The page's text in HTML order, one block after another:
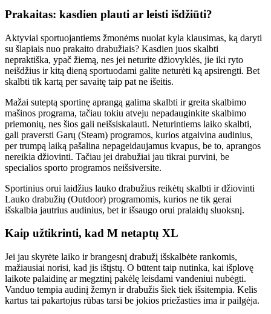
Prakaitas: kasdien plauti ar leisti išdžiūti?
Aktyviai sportuojantiems žmonėms nuolat kyla klausimas, ką daryti
su šlapiais nuo prakaito drabužiais? Kasdien juos skalbti
nepraktiška, ypač žiemą, nes jei neturite džiovyklės, jie iki ryto
neišdžius ir kitą dieną sportuodami galite neturėti ką apsirengti. Bet
skalbti tik kartą per savaitę taip pat ne išeitis.
Mažai suteptą sportinę aprangą galima skalbti ir greita skalbimo
mašinos programa, tačiau tokiu atveju nepadauginkite skalbimo
priemonių, nes šios gali neišsiskalauti. Neturintiems laiko skalbti,
gali praversti Garų (Steam) programos, kurios atgaivina audinius,
per trumpą laiką pašalina nepageidaujamus kvapus, be to, aprangos
nereikia džiovinti. Tačiau jei drabužiai jau tikrai purvini, be
specialios sporto programos neišsiversite.
Sportinius orui laidžius lauko drabužius reikėtų skalbti ir džiovinti
Lauko drabužių (Outdoor) programomis, kurios ne tik gerai
išskalbia jautrius audinius, bet ir išsaugo orui pralaidų sluoksnį.
Kaip užtikrinti, kad M netaptų XL
Jei jau skyrėte laiko ir brangesnį drabužį išskalbėte rankomis,
mažiausiai norisi, kad jis ištįstų. O būtent taip nutinka, kai išplovę
laikote palaidinę ar megztinį pakėlę leisdami vandeniui nubėgti.
Vanduo tempia audinį žemyn ir drabužis šiek tiek išsitempia. Kelis
kartus tai pakartojus rūbas tarsi be jokios priežasties ima ir pailgėja.